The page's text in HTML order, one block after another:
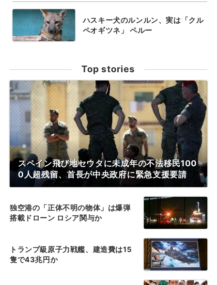
ハスキー犬のルンルン、実は「クル
ペオギツネ」 ペルー
Top stories
スペイン飛び地セウタに未成年の不法移民100
0人超残留、首長が中央政府に緊急支援要請
独空港の「正体不明の物体」は爆弾
搭載ドローン ロシア関与か
トランプ級原子力戦艦、建造費は15
隻で43兆円か